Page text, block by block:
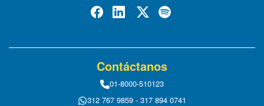
Contáctanos
01-8000-510123
312 767 9859 - 317 894 0741